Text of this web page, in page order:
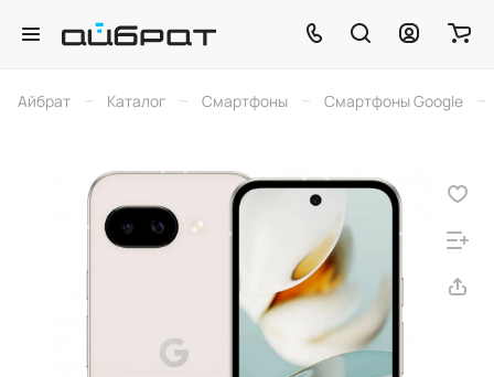
Айбрат – Каталог – Смартфоны – Смартфоны Google –